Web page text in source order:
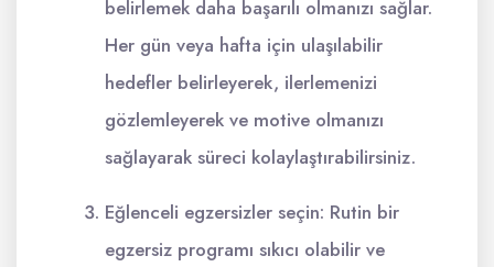
belirlemek daha başarılı olmanızı sağlar.
Her gün veya hafta için ulaşılabilir
hedefler belirleyerek, ilerlemenizi
gözlemleyerek ve motive olmanızı
sağlayarak süreci kolaylaştırabilirsiniz.
Eğlenceli egzersizler seçin: Rutin bir
egzersiz programı sıkıcı olabilir ve